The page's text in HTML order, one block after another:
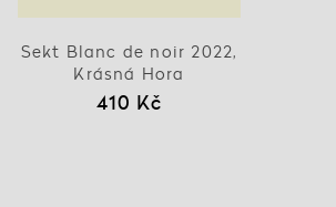
Sekt Blanc de noir 2022,
Krásná Hora
410 Kč